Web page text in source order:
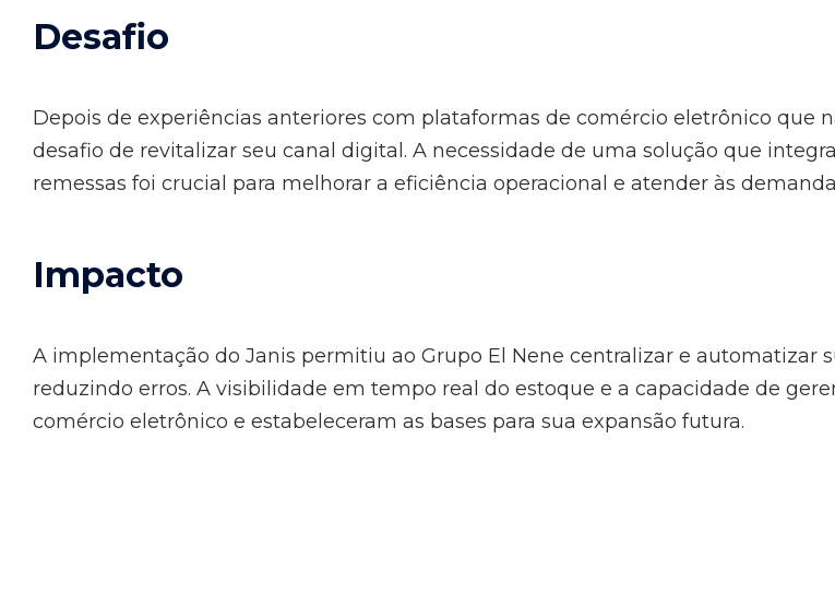
Desafio
Depois de experiências anteriores com plataformas de comércio eletrônico que
desafio de revitalizar seu canal digital. A necessidade de uma solução que
remessas foi crucial para melhorar a eficiência operacional e atender às
Impacto
A implementação do Janis permitiu ao Grupo El Nene centralizar e automatizar
reduzindo erros. A visibilidade em tempo real do estoque e a capacidade de
comércio eletrônico e estabeleceram as bases para sua expansão futura.